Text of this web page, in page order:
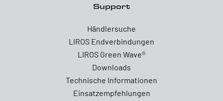
Support
Händlersuche
LIROS Endverbindungen
LIROS Green Wave®
Downloads
Technische Informationen
Einsatzempfehlungen